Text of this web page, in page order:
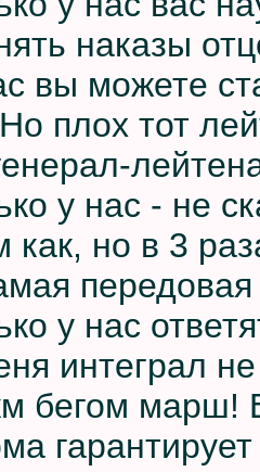
наказы
вы можете
плох тот
у нас - не
как, но в 3
у нас
интеграл
бегом марш!